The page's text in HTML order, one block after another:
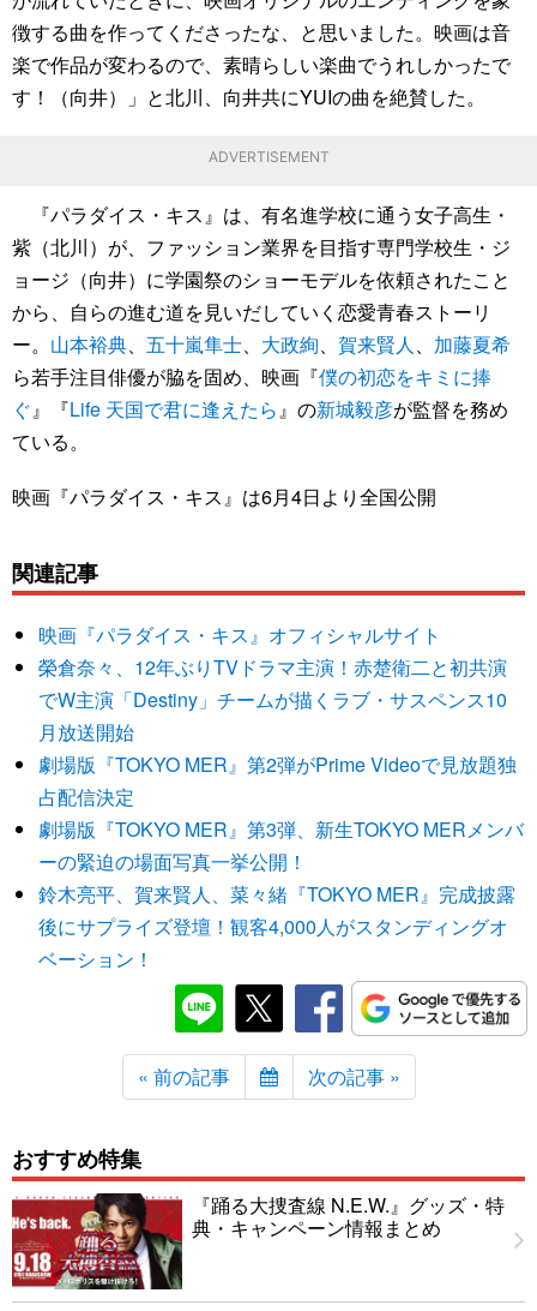
徴する曲を作ってくださったな、と思いました。映画は音
楽で作品が変わるので、素晴らしい楽曲でうれしかったで
す！（向井）」と北川、向井共にYUIの曲を絶賛した。
ADVERTISEMENT
『パラダイス・キス』は、有名進学校に通う女子高生・
紫（北川）が、ファッション業界を目指す専門学校生・ジ
ョージ（向井）に学園祭のショーモデルを依頼されたこと
から、自らの進む道を見いだしていく恋愛青春ストーリ
ー。 山本裕典、 五十嵐隼士、 大政絢、 賀来賢人、 加藤夏希
ら若手注目俳優が脇を固め、映画『僕の初恋をキミに捧
ぐ』『Life 天国で君に逢えたら』の新城毅彦が監督を務め
ている。
映画『パラダイス・キス』は6月4日より全国公開
関連記事
映画『パラダイス・キス』オフィシャルサイト
榮倉奈々、12年ぶりTVドラマ主演！赤楚衛二と初共演
でW主演「Destiny」チームが描くラブ・サスペンス10
月放送開始
劇場版『TOKYO MER』第2弾がPrime Videoで見放題独
占配信決定
劇場版『TOKYO MER』第3弾、新生TOKYO MERメンバ
ーの緊迫の場面写真一挙公開！
鈴木亮平、賀来賢人、菜々緒『TOKYO MER』完成披露
後にサプライズ登壇！観客4,000人がスタンディングオ
ベーション！
« 前の記事 次の記事 »
おすすめ特集
『踊る大捜査線 N.E.W.』グッズ・特
典・キャンペーン情報まとめ